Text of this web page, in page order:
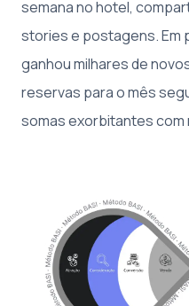
semana no hotel,
stories e postagens. Em
ganhou milhares de
reservas para o mês
somas exorbitantes com